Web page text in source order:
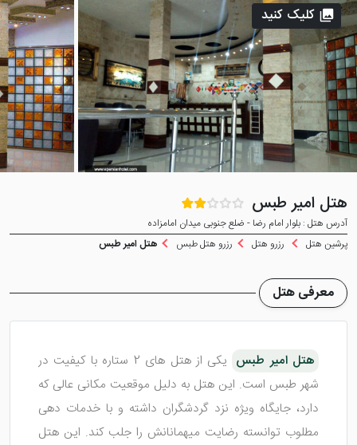
هتل امیر طبس
آدرس هتل : بلوار امام رضا - ضلع جنوبی میدان امامزاده
پرشین هتل
رزرو هتل رزرو هتل طبس هتل امیر طبس
کلیک کنید
معرفی هتل
هتل امیر طبس
یکی از هتل های 2 ستاره با کیفیت در
شهر طبس است. این هتل به دلیل موقعیت مکانی عالی که
دارد، جایگاه ویژه نزد گردشگران داشته و با خدمات دهی
مطلوب توانسته رضایت میهمانانش را جلب کند. این هتل